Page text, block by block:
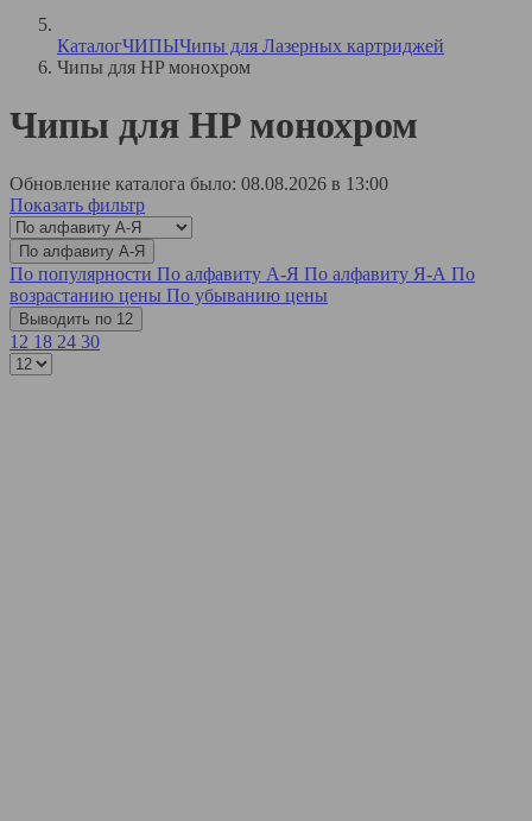
КаталогЧИПЫЧипы для Лазерных картриджей
Чипы для HP монохром
Чипы для HP монохром
Обновление каталога было: 08.08.2026 в 13:00
Показать фильтр
По алфавиту А-Я
По популярности По алфавиту А-Я По алфавиту Я-А По
возрастанию цены По убыванию цены
Выводить по 12
12 18 24 30